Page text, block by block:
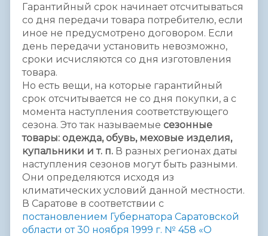
Гарантийный срок начинает отсчитываться
со дня передачи товара потребителю, если
иное не предусмотрено договором. Если
день передачи установить невозможно,
сроки исчисляются со дня изготовления
товара.
Но есть вещи, на которые гарантийный
срок отсчитывается не со дня покупки, а с
момента наступления соответствующего
сезона. Это так называемые сезонные
товары: одежда, обувь, меховые изделия,
купальники и т. п. В разных регионах даты
наступления сезонов могут быть разными.
Они определяются исходя из
климатических условий данной местности.
В Саратове в соответствии с
постановлением Губернатора Саратовской
области от 30 ноября 1999 г. № 458 «О